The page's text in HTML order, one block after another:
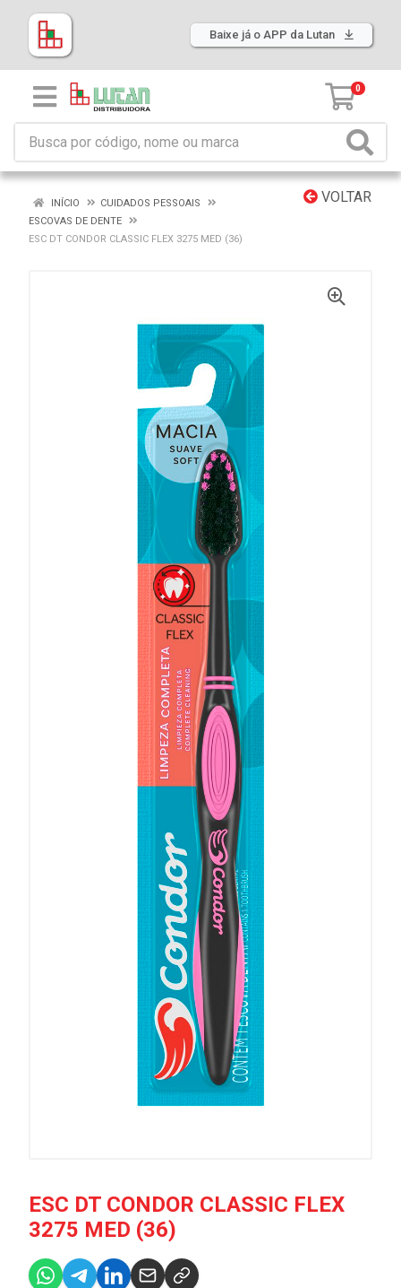
Baixe já o APP da Lutan
0
VOLTAR
INÍCIO
CUIDADOS PESSOAIS
ESCOVAS DE DENTE
ESC DT CONDOR CLASSIC FLEX 3275 MED (36)
ESC DT CONDOR CLASSIC FLEX
3275 MED (36)